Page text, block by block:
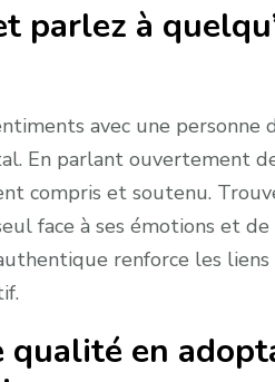
parlez à
avec une personne
En parlant ouvertement
compris et soutenu.
face à ses émotions et
renforce les
qualité en